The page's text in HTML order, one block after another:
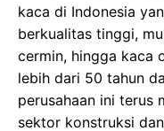
kaca di Indonesia
berkualitas tinggi,
cermin, hingga kaca
lebih dari 50 tahun
perusahaan ini terus
sektor konstruksi